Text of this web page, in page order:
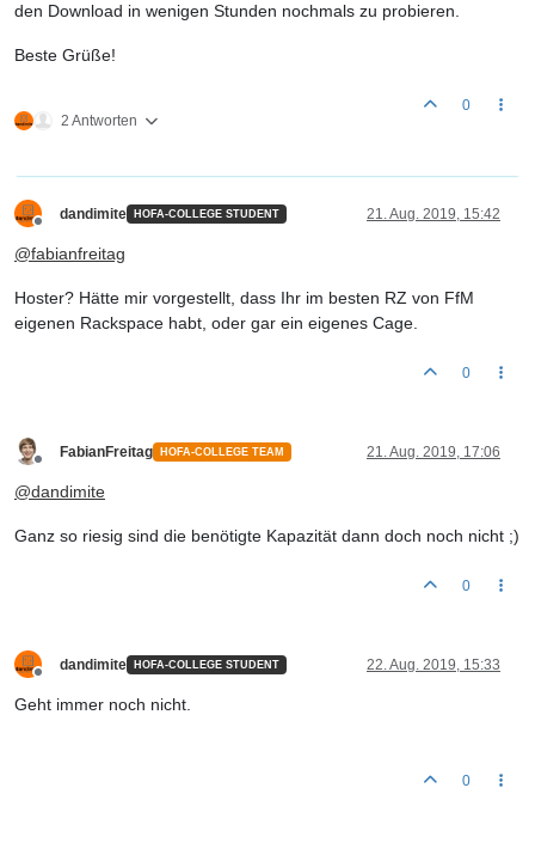
den Download in wenigen Stunden nochmals zu probieren.
Beste Grüße!
2 Antworten
0
dandimite HOFA-COLLEGE STUDENT 21. Aug. 2019, 15:42
@fabianfreitag
Hoster? Hätte mir vorgestellt, dass Ihr im besten RZ von FfM
eigenen Rackspace habt, oder gar ein eigenes Cage.
0
FabianFreitag HOFA-COLLEGE TEAM 21. Aug. 2019, 17:06
@dandimite
Ganz so riesig sind die benötigte Kapazität dann doch noch nicht ;)
0
dandimite HOFA-COLLEGE STUDENT 22. Aug. 2019, 15:33
Geht immer noch nicht.
0